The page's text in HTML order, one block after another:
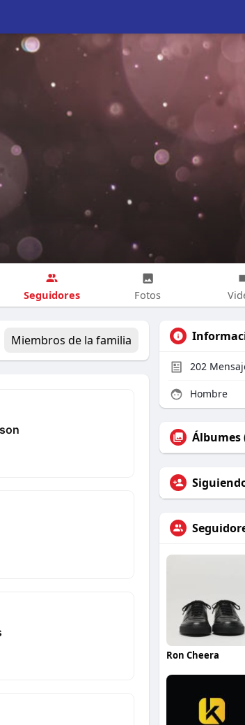
Seguidores Fotos
Miembros de la familia
202
Hombre
Álbumes
Ron Cheera